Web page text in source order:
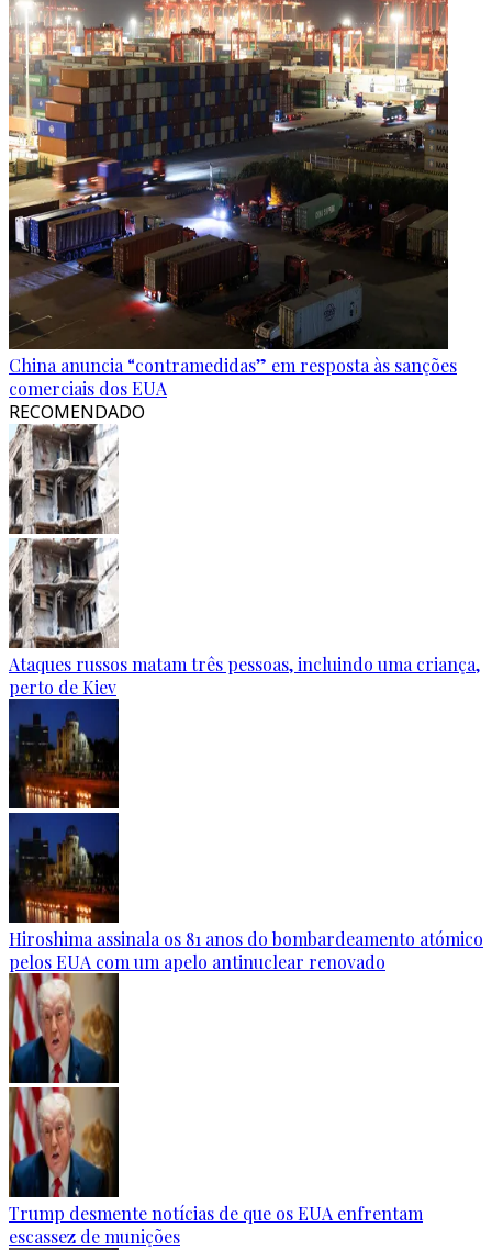
China anuncia “contramedidas” em resposta às sanções
comerciais dos EUA
RECOMENDADO
Ataques russos matam três pessoas, incluindo uma criança,
perto de Kiev
Hiroshima assinala os 81 anos do bombardeamento atómico
pelos EUA com um apelo antinuclear renovado
Trump desmente notícias de que os EUA enfrentam
escassez de munições